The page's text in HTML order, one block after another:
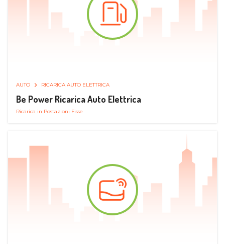
AUTO RICARICA AUTO ELETTRICA
Be Power Ricarica Auto Elettrica
Ricarica in Postazioni Fisse